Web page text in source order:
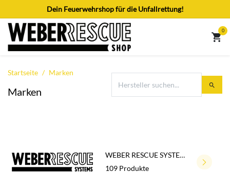
Zum Inhalt springenDein Feuerwehrshop für die Unfallrettung!
0
Startseite Marken
Marken
WEBER RESCUE SYSTEMS
109 Produkte